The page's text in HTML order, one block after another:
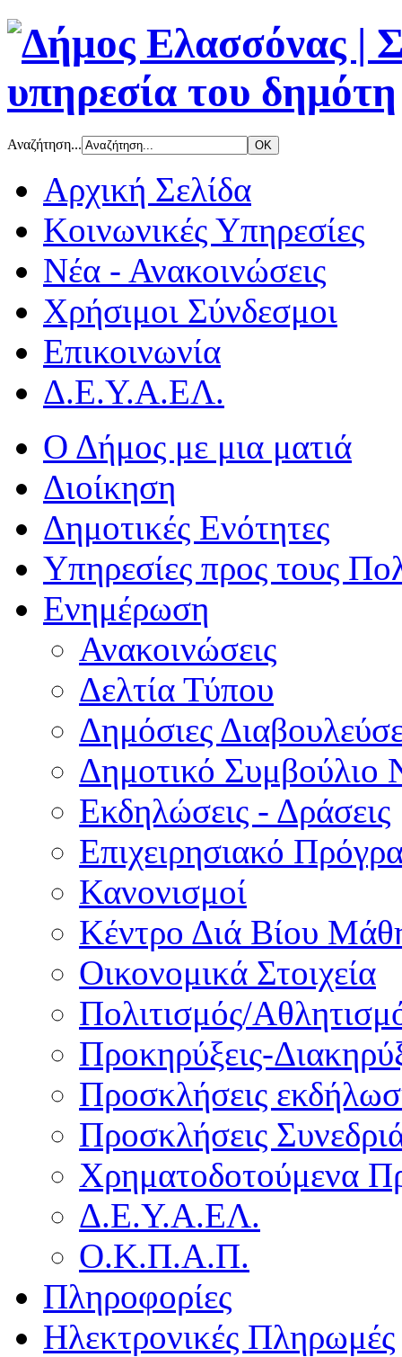
Αναζήτηση...
Αρχική Σελίδα
Κοινωνικές Υπηρεσίες
Νέα - Ανακοινώσεις
Χρήσιμοι Σύνδεσμοι
Επικοινωνία
Δ.Ε.Υ.Α.ΕΛ.
Ο Δήμος με μια ματιά
Διοίκηση
Δημοτικές Ενότητες
Υπηρεσίες προς τους
Ενημέρωση
Ανακοινώσεις
Δελτία Τύπου
Δημόσιες
Δημοτικό Συμβούλιο
Εκδηλώσεις - Δράσεις
Επιχειρησιακό
Κανονισμοί
Κέντρο Διά Βίου
Οικονομικά Στοιχεία
Πολιτισμός/
Προκηρύξεις-
Προσκλήσεις
Προσκλήσεις
Χρηματοδοτούμενα
Δ.Ε.Υ.Α.ΕΛ.
Ο.Κ.Π.Α.Π.
Πληροφορίες
Ηλεκτρονικές Πληρωμές